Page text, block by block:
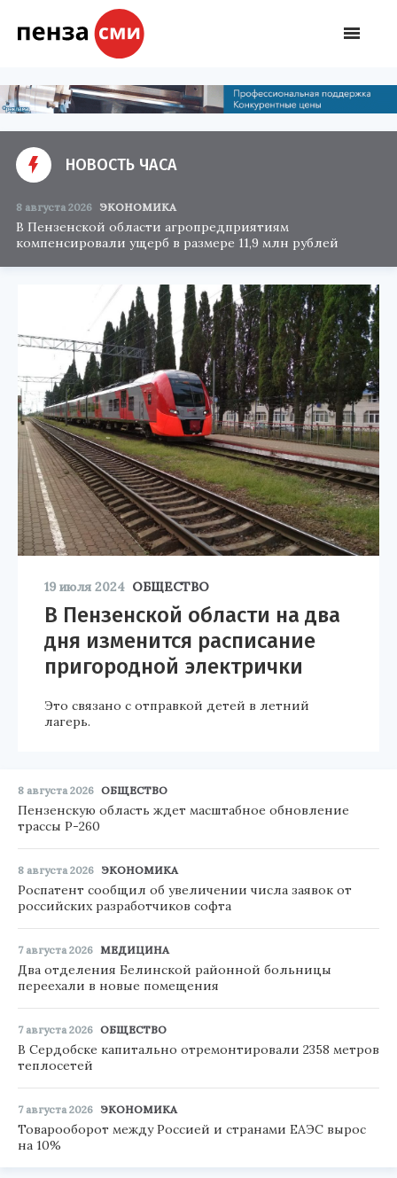
НОВОСТЬ ЧАСА
8 августа 2026 ЭКОНОМИКА
В Пензенской области агропредприятиям
компенсировали ущерб в размере 11,9 млн рублей
19 июля 2024 ОБЩЕСТВО
В Пензенской области на два
дня изменится расписание
пригородной электрички
Это связано с отправкой детей в летний
лагерь.
8 августа 2026 ОБЩЕСТВО
Пензенскую область ждет масштабное обновление
трассы Р-260
8 августа 2026 ЭКОНОМИКА
Роспатент сообщил об увеличении числа заявок от
российских разработчиков софта
7 августа 2026 МЕДИЦИНА
Два отделения Белинской районной больницы
переехали в новые помещения
7 августа 2026 ОБЩЕСТВО
В Сердобске капитально отремонтировали 2358 метров
теплосетей
7 августа 2026 ЭКОНОМИКА
Товарооборот между Россией и странами ЕАЭС вырос
на 10%